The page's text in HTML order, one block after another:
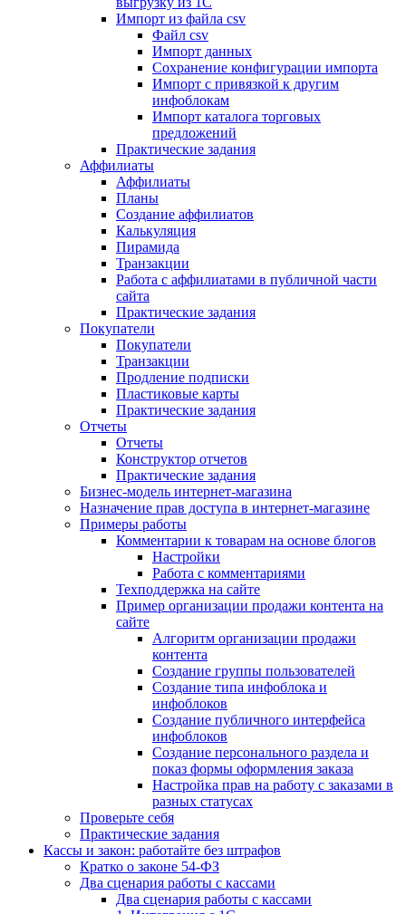
Импорт из файла csv
Файл csv
Импорт данных
Сохранение конфигурации импорта
Импорт с привязкой к другим
инфоблокам
Импорт каталога торговых
предложений
Практические задания
Аффилиаты
Аффилиаты
Планы
Создание аффилиатов
Калькуляция
Пирамида
Транзакции
Работа с аффилиатами в публичной части
сайта
Практические задания
Покупатели
Покупатели
Транзакции
Продление подписки
Пластиковые карты
Практические задания
Отчеты
Отчеты
Конструктор отчетов
Практические задания
Бизнес-модель интернет-магазина
Назначение прав доступа в интернет-магазине
Примеры работы
Комментарии к товарам на основе блогов
Настройки
Работа с комментариями
Техподдержка на сайте
Пример организации продажи контента на
сайте
Алгоритм организации продажи
контента
Создание группы пользователей
Создание типа инфоблока и
инфоблоков
Создание публичного интерфейса
инфоблоков
Создание персонального раздела и
показ формы оформления заказа
Настройка прав на работу с заказами в
разных статусах
Проверьте себя
Практические задания
Кассы и закон: работайте без штрафов
Кратко о законе 54-ФЗ
Два сценария работы с кассами
Два сценария работы с кассами